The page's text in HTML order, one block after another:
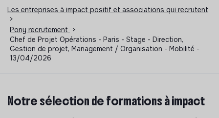
Les entreprises à impact positif et associations qui recrutent
>
Pony recrutement
>
Chef de Projet Opérations - Paris - Stage - Direction,
Gestion de projet, Management / Organisation - Mobilité -
13/04/2026
Notre sélection de formations à impact